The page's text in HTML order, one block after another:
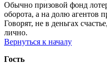
Обычно призовой фонд
оборота, а на долю агентов
Говорят, не в деньгах
лично.
Вернуться к началу
Гость